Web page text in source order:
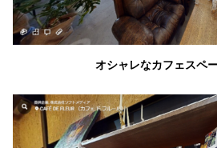
オシャレなカフェスペ